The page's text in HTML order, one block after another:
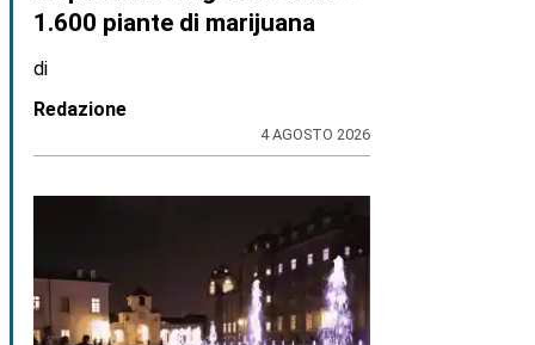
1.600 piante di marijuana
di
Redazione
4 AGOSTO 2026